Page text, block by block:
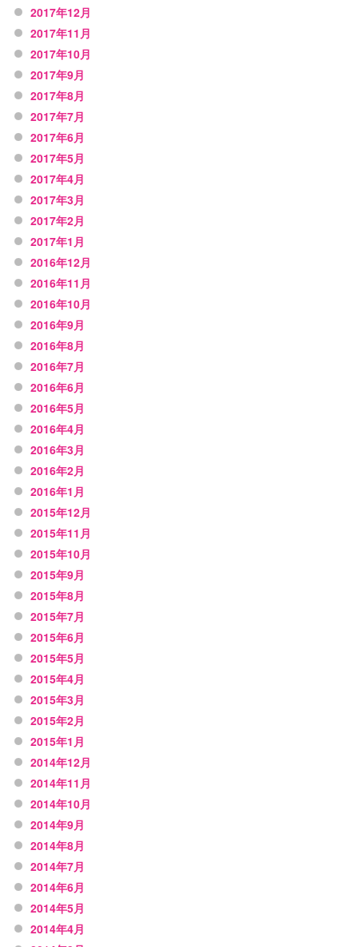
2017年12月
2017年11月
2017年10月
2017年9月
2017年8月
2017年7月
2017年6月
2017年5月
2017年4月
2017年3月
2017年2月
2017年1月
2016年12月
2016年11月
2016年10月
2016年9月
2016年8月
2016年7月
2016年6月
2016年5月
2016年4月
2016年3月
2016年2月
2016年1月
2015年12月
2015年11月
2015年10月
2015年9月
2015年8月
2015年7月
2015年6月
2015年5月
2015年4月
2015年3月
2015年2月
2015年1月
2014年12月
2014年11月
2014年10月
2014年9月
2014年8月
2014年7月
2014年6月
2014年5月
2014年4月